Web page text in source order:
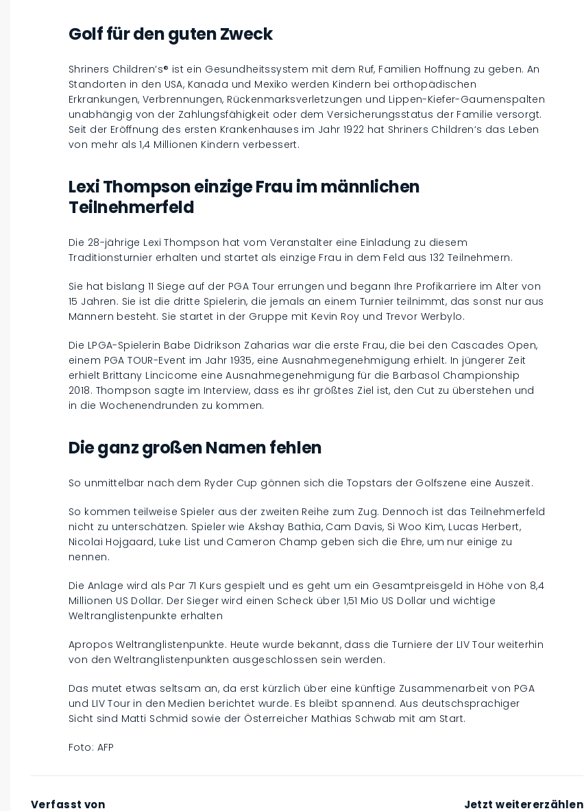
Golf für den guten Zweck
Shriners Children’s® ist ein Gesundheitssystem mit dem Ruf, Familien Hoffnung zu geben. An
Standorten in den USA, Kanada und Mexiko werden Kindern bei orthopädischen
Erkrankungen, Verbrennungen, Rückenmarksverletzungen und Lippen-Kiefer-Gaumenspalten
unabhängig von der Zahlungsfähigkeit oder dem Versicherungsstatus der Familie versorgt.
Seit der Eröffnung des ersten Krankenhauses im Jahr 1922 hat Shriners Children‘s das Leben
von mehr als 1,4 Millionen Kindern verbessert.
Lexi Thompson einzige Frau im männlichen
Teilnehmerfeld
Die 28-jährige Lexi Thompson hat vom Veranstalter eine Einladung zu diesem
Traditionsturnier erhalten und startet als einzige Frau in dem Feld aus 132 Teilnehmern.
Sie hat bislang 11 Siege auf der PGA Tour errungen und begann Ihre Profikarriere im Alter von
15 Jahren. Sie ist die dritte Spielerin, die jemals an einem Turnier teilnimmt, das sonst nur aus
Männern besteht. Sie startet in der Gruppe mit Kevin Roy und Trevor Werbylo.
Die LPGA-Spielerin Babe Didrikson Zaharias war die erste Frau, die bei den Cascades Open,
einem PGA TOUR-Event im Jahr 1935, eine Ausnahmegenehmigung erhielt. In jüngerer Zeit
erhielt Brittany Lincicome eine Ausnahmegenehmigung für die Barbasol Championship
2018. Thompson sagte im Interview, dass es ihr größtes Ziel ist, den Cut zu überstehen und
in die Wochenendrunden zu kommen.
Die ganz großen Namen fehlen
So unmittelbar nach dem Ryder Cup gönnen sich die Topstars der Golfszene eine Auszeit.
So kommen teilweise Spieler aus der zweiten Reihe zum Zug. Dennoch ist das Teilnehmerfeld
nicht zu unterschätzen. Spieler wie Akshay Bathia, Cam Davis, Si Woo Kim, Lucas Herbert,
Nicolai Hojgaard, Luke List und Cameron Champ geben sich die Ehre, um nur einige zu
nennen.
Die Anlage wird als Par 71 Kurs gespielt und es geht um ein Gesamtpreisgeld in Höhe von 8,4
Millionen US Dollar. Der Sieger wird einen Scheck über 1,51 Mio US Dollar und wichtige
Weltranglistenpunkte erhalten
Apropos Weltranglistenpunkte. Heute wurde bekannt, dass die Turniere der LIV Tour weiterhin
von den Weltranglistenpunkten ausgeschlossen sein werden.
Das mutet etwas seltsam an, da erst kürzlich über eine künftige Zusammenarbeit von PGA
und LIV Tour in den Medien berichtet wurde. Es bleibt spannend. Aus deutschsprachiger
Sicht sind Matti Schmid sowie der Österreicher Mathias Schwab mit am Start.
Foto: AFP
Verfasst von Jetzt weitererzählen